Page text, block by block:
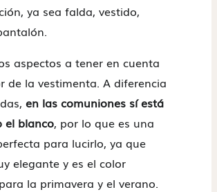
ya sea falda, vestido,
aspectos a tener en cuenta
de la vestimenta. A diferencia
en las comuniones sí está
el blanco, por lo que es una
para lucirlo, ya que
elegante y es el color
la primavera y el verano.